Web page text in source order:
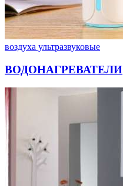
воздуха ультразвуковые
ВОДОНАГРЕВАТЕЛИ